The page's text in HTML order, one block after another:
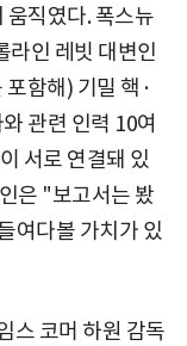
움직였다. 폭스뉴
라인 레빗 대변인
함해) 기밀 핵·
관련 인력 10여
서로 연결돼 있
은 "보고서는 봤
여다볼 가치가 있
스 코머 하원 감독